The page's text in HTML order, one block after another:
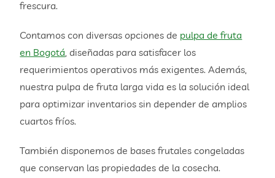
frescura.
Contamos con diversas opciones de pulpa de fruta
en Bogotá, diseñadas para satisfacer los
requerimientos operativos más exigentes. Además,
nuestra pulpa de fruta larga vida es la solución ideal
para optimizar inventarios sin depender de amplios
cuartos fríos.
También disponemos de bases frutales congeladas
que conservan las propiedades de la cosecha.